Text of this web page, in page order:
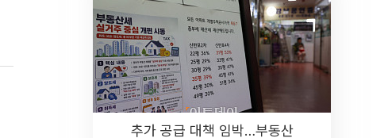
추가 공급 대책 임박…부동산